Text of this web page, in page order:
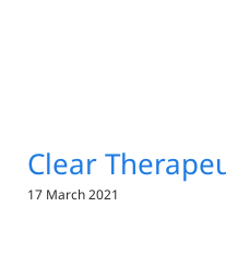
Clear
17 March 2021